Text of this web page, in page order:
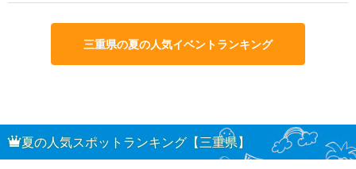
三重県の夏の人気イベントランキング
夏の人気スポットランキング【三重県】